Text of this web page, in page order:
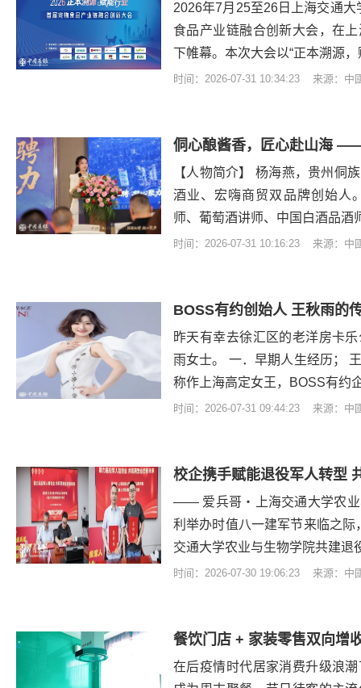
2026年7月25至26日上海交通
食品产业链融合创新大会，在
下帷幕。本次大会以“正本溯源
时间：2026-07-31 10:34:23 来源：中
【人物简介】 杨海燕，贵州侗
酒业、宏嗨商贸双品牌创始人
师、葡萄酒讲师、中国白酒品酒
时间：2026-07-31 10:16:23 来源：中
BOSS有约创始人 王秋雨的
昨天有幸去徐汇区的老洋房卡
雨女士。 一．早期人生经历；
称作上海高定女王，BOSS有约
时间：2026-07-31 09:44:23 来源：中
校企携手赋能退役军人转型
—— 爱兵哥・上海交通大学农业
利举办时值八一建军节来临之际
交通大学农业与生物学院共建退
时间：2026-07-30 19:06:23 来源：中
餐饮门店 + 家装零售双向增
在后疫情时代居家消费升级浪